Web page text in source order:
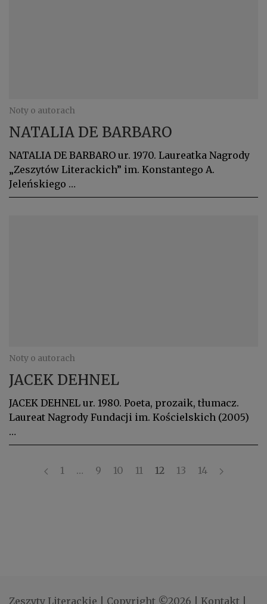
Noty o autorach
NATALIA DE BARBARO
NATALIA DE BARBARO ur. 1970. Laureatka Nagrody
„Zeszytów Literackich” im. Konstantego A.
Jeleńskiego …
Noty o autorach
JACEK DEHNEL
JACEK DEHNEL ur. 1980. Poeta, prozaik, tłumacz.
Laureat Nagrody Fundacji im. Kościelskich (2005)
…
1 … 9 10 11 12 13 14
Zeszyty Literackie Copyright ©2026 Kontakt